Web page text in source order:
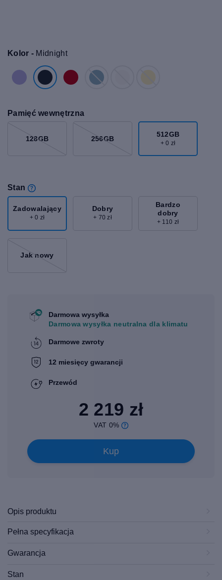
Kolor - Midnight
Pamięć wewnętrzna
128GB 256GB
512GB
+ 0 zł
Stan
Zadowalający
+ 0 zł
Dobry
+ 70 zł
Bardzo
dobry
+ 110 zł
Jak nowy
Darmowa wysyłka
Darmowa wysyłka neutralna dla klimatu
Darmowe zwroty
12 miesięcy gwarancji
Przewód
2 219 zł
VAT 0%
Kup
Opis produktu
Pełna specyfikacja
Gwarancja
Stan